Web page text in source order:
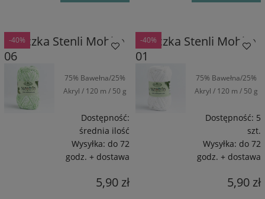
Włóczka Stenli Mohito
06
75% Bawełna/25%
Akryl / 120 m / 50 g
Dostępność:
średnia ilość
Wysyłka: do 72
godz. + dostawa
5,90 zł
-40%
Włóczka Stenli Mohito
01
75% Bawełna/25%
Akryl / 120 m / 50 g
Dostępność: 5
szt.
Wysyłka: do 72
godz. + dostawa
5,90 zł
-40%